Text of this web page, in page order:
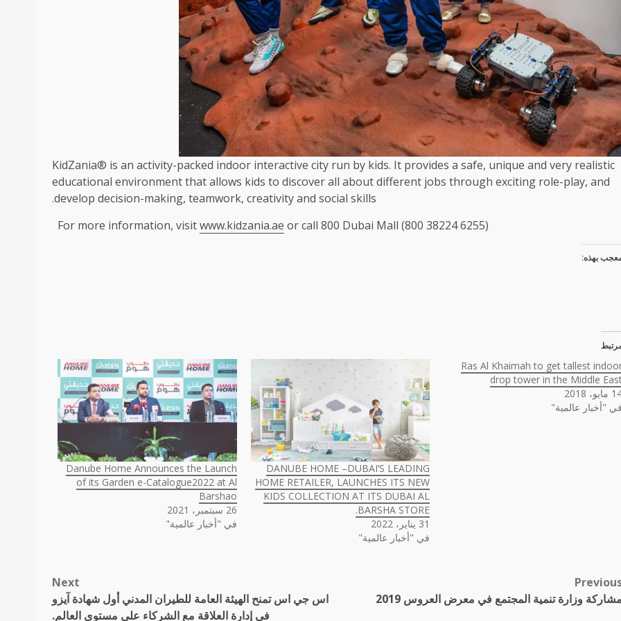
KidZania® is an activity-packed indoor interactive city run by kids. It provides a safe, unique and very realistic
educational environment that allows kids to discover all about different jobs through exciting role-play, and
develop decision-making, teamwork, creativity and social skills.
For more information, visitwww.kidzania.ae or call 800 Dubai Mall (800 38224 6255)
بهذه:
Ras Al Khaimah to get tallest
drop tower in the Middle
2018
"أخبار عالمية"
DANUBE HOME –DUBAI’S LEADING
HOME RETAILER, LAUNCHES ITS NEW
KIDS COLLECTION AT ITS DUBAI AL
BARSHA STORE.
31 يناير، 2022
في "أخبار عالمية"
Danube Home Announces the Launch
of its Garden e-Catalogue2022 at Al
Barshao
26 سبتمبر، 2021
في "أخبار عالمية"
وزارة تنمية المجتمع في معرض العروس 2019
Next
اس جي اس تمنح الهيئة العامة للطيران المدني أول شهادة آيزو
في إدارة العلاقة مع الشركاء على مستوى العالم.